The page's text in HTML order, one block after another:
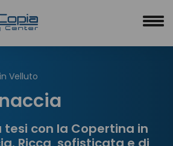
Velluto
con la Copertina in